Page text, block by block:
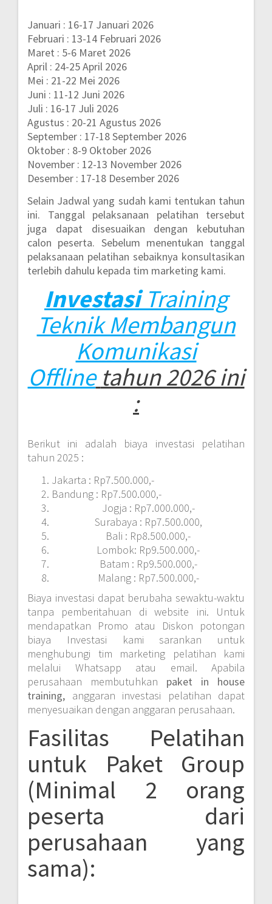
Januari : 16-17 Januari 2026
Februari : 13-14 Februari 2026
Maret : 5-6 Maret 2026
April : 24-25 April 2026
Mei : 21-22 Mei 2026
Juni : 11-12 Juni 2026
Juli : 16-17 Juli 2026
Agustus : 20-21 Agustus 2026
September : 17-18 September 2026
Oktober : 8-9 Oktober 2026
November : 12-13 November 2026
Desember : 17-18 Desember 2026
Selain Jadwal yang sudah kami tentukan tahun
ini. Tanggal pelaksanaan pelatihan tersebut
juga dapat disesuaikan dengan kebutuhan
calon peserta. Sebelum menentukan tanggal
pelaksanaan pelatihan sebaiknya konsultasikan
terlebih dahulu kepada tim marketing kami.
Investasi Training
Teknik Membangun
Komunikasi
Offline tahun 2026 ini
:
Berikut ini adalah biaya investasi pelatihan
tahun 2025 :
Jakarta : Rp7.500.000,-
Bandung : Rp7.500.000,-
Jogja : Rp7.000.000,-
Surabaya : Rp7.500.000,
Bali : Rp8.500.000,-
Lombok: Rp9.500.000,-
Batam : Rp9.500.000,-
Malang : Rp7.500.000,-
Biaya investasi dapat berubaha sewaktu-waktu
tanpa pemberitahuan di website ini. Untuk
mendapatkan Promo atau Diskon potongan
biaya Investasi kami sarankan untuk
menghubungi tim marketing pelatihan kami
melalui Whatsapp atau email. Apabila
perusahaan membutuhkan paket in house
training, anggaran investasi pelatihan dapat
menyesuaikan dengan anggaran perusahaan.
Fasilitas Pelatihan
untuk Paket Group
(Minimal 2 orang
peserta dari
perusahaan yang
sama):